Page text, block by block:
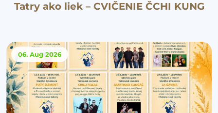
Tatry ako liek – CVIČENIE ČCHI KUNG
06. Aug 2026